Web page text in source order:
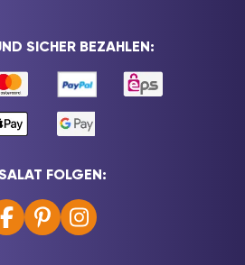
SICHER BEZAHLEN:
FOLGEN: